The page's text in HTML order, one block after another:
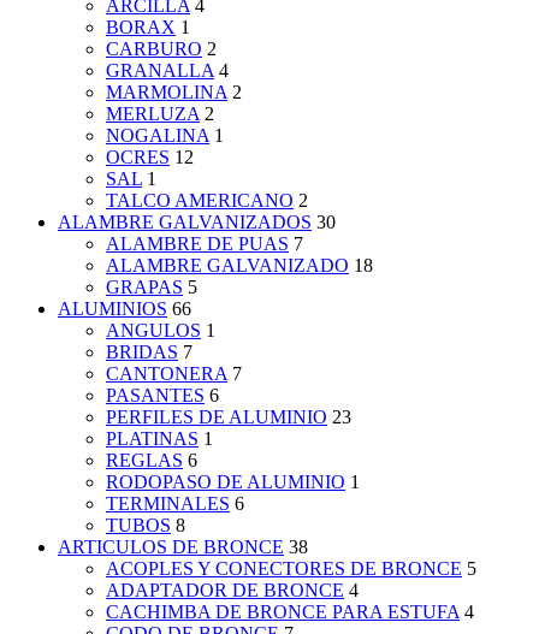
ARCILLA 4
BORAX 1
CARBURO 2
GRANALLA 4
MARMOLINA 2
MERLUZA 2
NOGALINA 1
OCRES 12
SAL 1
TALCO AMERICANO 2
ALAMBRE GALVANIZADOS 30
ALAMBRE DE PUAS 7
ALAMBRE GALVANIZADO 18
GRAPAS 5
ALUMINIOS 66
ANGULOS 1
BRIDAS 7
CANTONERA 7
PASANTES 6
PERFILES DE ALUMINIO 23
PLATINAS 1
REGLAS 6
RODOPASO DE ALUMINIO 1
TERMINALES 6
TUBOS 8
ARTICULOS DE BRONCE 38
ACOPLES Y CONECTORES DE BRONCE 5
ADAPTADOR DE BRONCE 4
CACHIMBA DE BRONCE PARA ESTUFA 4